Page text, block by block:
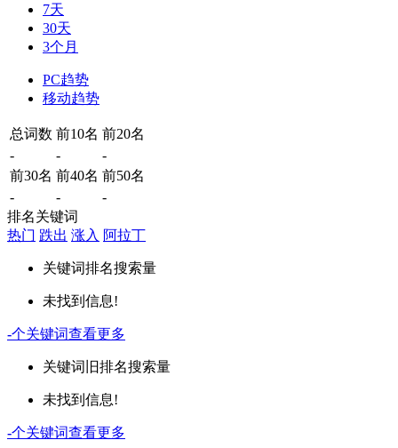
7天
30天
3个月
PC趋势
移动趋势
总词数 前10名 前20名
-
-
-
前30名 前40名 前50名
-
-
-
排名关键词
热门 跌出 涨入 阿拉丁
关键词排名搜索量
未找到信息!
-个关键词查看更多
关键词 旧排名搜索量
未找到信息!
-个关键词查看更多